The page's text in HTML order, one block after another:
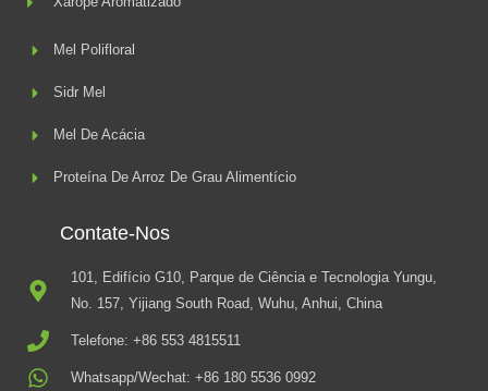
Mel Polifloral
Sidr Mel
Mel De Acácia
Proteína De Arroz De Grau Alimentício
Contate-Nos
101, Edifício G10, Parque de Ciência e Tecnologia Yungu,
No. 157, Yijiang South Road, Wuhu, Anhui, China
Telefone: +86 553 4815511
Whatsapp/Wechat: +86 180 5536 0992